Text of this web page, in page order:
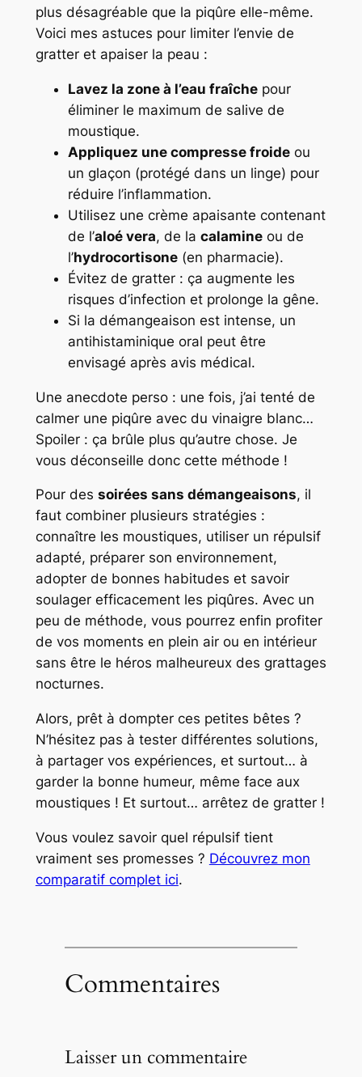
plus désagréable que la piqûre elle-même.
Voici mes astuces pour limiter l’envie de
gratter et apaiser la peau :
Lavez la zone à l’eau fraîchepour
éliminer le maximum de salive de
moustique.
Appliquez une compresse froideou
un glaçon (protégé dans un linge) pour
réduire l’inflammation.
Utilisez une crème apaisante contenant
de l’aloé vera, de la calamineou de
l’hydrocortisone(en pharmacie).
Évitez de gratter : ça augmente les
risques d’infection et prolonge la gêne.
Si la démangeaison est intense, un
antihistaminique oral peut être
envisagé après avis médical.
Une anecdote perso : une fois, j’ai tenté de
calmer une piqûre avec du vinaigre blanc…
Spoiler : ça brûle plus qu’autre chose. Je
vous déconseille donc cette méthode !
Pour des soirées sans démangeaisons, il
faut combiner plusieurs stratégies :
connaître les moustiques, utiliser un répulsif
adapté, préparer son environnement,
adopter de bonnes habitudes et savoir
soulager efficacement les piqûres. Avec un
peu de méthode, vous pourrez enfin profiter
de vos moments en plein air ou en intérieur
sans être le héros malheureux des grattages
nocturnes.
Alors, prêt à dompter ces petites bêtes ?
N’hésitez pas à tester différentes solutions,
à partager vos expériences, et surtout… à
garder la bonne humeur, même face aux
moustiques ! Et surtout… arrêtez de gratter !
Vous voulez savoir quel répulsif tient
vraiment ses promesses ? Découvrez mon
comparatif complet ici.
Commentaires
Laisser un commentaire